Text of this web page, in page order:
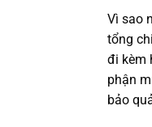
Vì sao
tổng
đi kèm
phận
bảo